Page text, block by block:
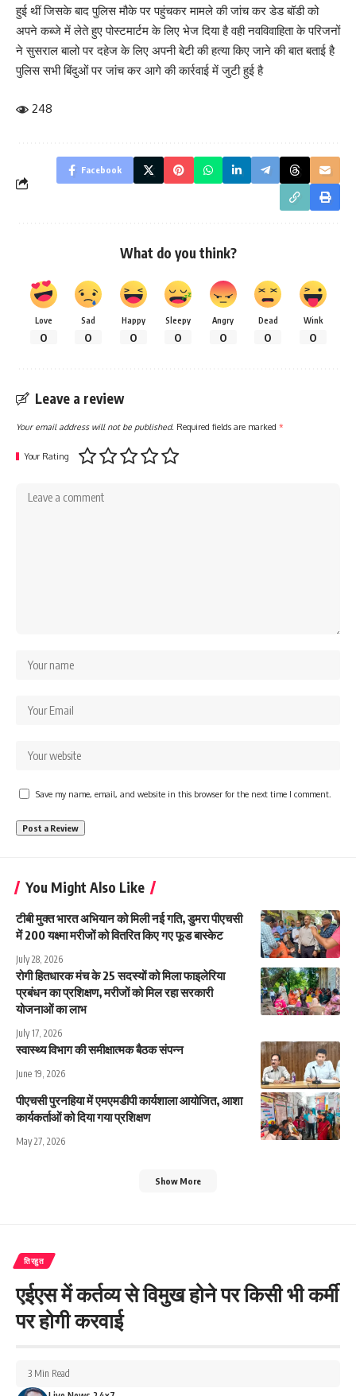
हुई थीं जिसके बाद पुलिस मौके पर पहुंचकर मामले की जांच कर डेड बॉडी को
अपने कब्जे में लेते हुए पोस्टमार्टम के लिए भेज दिया है वही नवविवाहिता के परिजनों
ने सुसराल बालो पर दहेज के लिए अपनी बेटी की हत्या किए जाने की बात बताई है
पुलिस सभी बिंदुओं पर जांच कर आगे की कार्रवाई में जुटी हुई है
248
Facebook
What do you think?
Love
0
Sad
0
Happy
0
Sleepy
0
Angry
0
Dead
0
Wink
0
Leave a review
Your email address will not be published. Required fields are marked *
Your Rating
Save my name, email, and website in this browser for the next time I comment.
You Might Also Like
टीबी मुक्त भारत अभियान को मिली नई गति, डुमरा पीएचसी
में 200 यक्ष्मा मरीजों को वितरित किए गए फूड बास्केट
July 28, 2026
रोगी हितधारक मंच के 25 सदस्यों को मिला फाइलेरिया
प्रबंधन का प्रशिक्षण, मरीजों को मिल रहा सरकारी
योजनाओं का लाभ
July 17, 2026
स्वास्थ्य विभाग की समीक्षात्मक बैठक संपन्न
June 19, 2026
पीएचसी पुरनहिया में एमएमडीपी कार्यशाला आयोजित, आशा
कार्यकर्ताओं को दिया गया प्रशिक्षण
May 27, 2026
Show More
तिरहुत
एईएस में कर्तव्य से विमुख होने पर किसी भी कर्मी
पर होगी करवाई
3 Min Read